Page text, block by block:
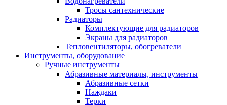
Тросы сантехнические
Радиаторы
Комплектующие для радиаторов
Экраны для радиаторов
Тепловентиляторы, обогреватели
Инструменты, оборудование
Ручные инструменты
Абразивные материалы, инструменты
Абразивные сетки
Наждаки
Терки